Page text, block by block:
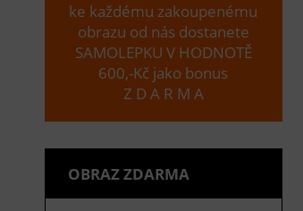
ke každému zakoupenému
obrazu od nás dostanete
SAMOLEPKU V HODNOTĚ
600,-Kč jako bonus
Z D A R M A
OBRAZ ZDARMA